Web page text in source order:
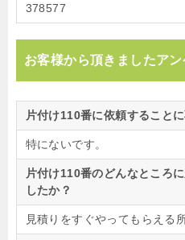
378577
お客様から頂きましたア
片付け110番に依頼すること
特にないです。
片付け110番のどんなところ
したか？
見積りをすぐやってもらえる所